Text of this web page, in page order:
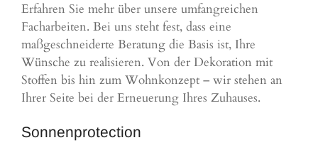
Erfahren Sie mehr über unsere umfangreichen
Facharbeiten. Bei uns steht fest, dass eine
maßgeschneiderte Beratung die Basis ist, Ihre
Wünsche zu realisieren. Von der Dekoration mit
Stoffen bis hin zum Wohnkonzept – wir stehen an
Ihrer Seite bei der Erneuerung Ihres Zuhauses.
Sonnenprotection